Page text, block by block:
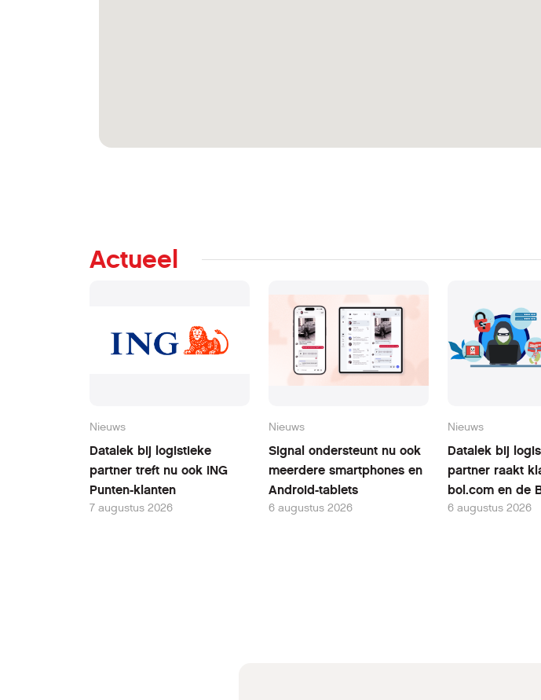
Actueel
Nieuws
Datalek bij logistieke
partner treft nu ook ING
Punten-klanten
7 augustus 2026
Nieuws
Signal ondersteunt nu ook
meerdere smartphones en
Android-tablets
6 augustus 2026
Nieuws
Datalek bij
partner raakt
bol.com en de
6 augustus 2026